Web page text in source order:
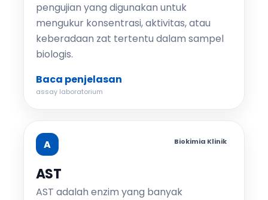
pengujian yang digunakan untuk
mengukur konsentrasi, aktivitas, atau
keberadaan zat tertentu dalam sampel
biologis.
Baca penjelasan
assay laboratorium
A Biokimia Klinik
AST
AST adalah enzim yang banyak